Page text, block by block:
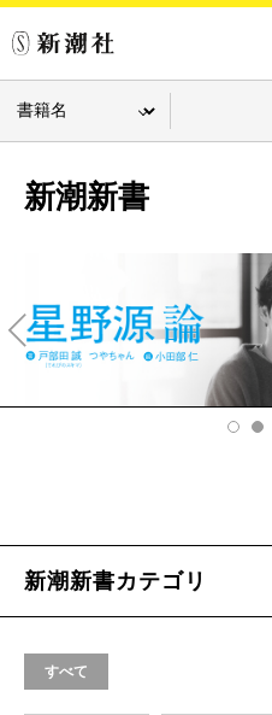
新潮新書
v
新潮新書カテゴリ
すべて